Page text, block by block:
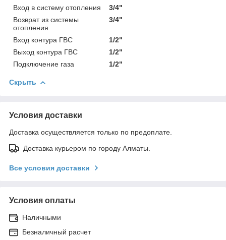
Вход в систему отопления
3/4"
Возврат из системы
отопления
3/4"
Вход контура ГВС
1/2"
Выход контура ГВС
1/2"
Подключение газа
1/2"
Скрыть
Условия доставки
Доставка осуществляется только по предоплате.
Доставка курьером по городу Алматы.
Все условия доставки
Условия оплаты
Наличными
Безналичный расчет